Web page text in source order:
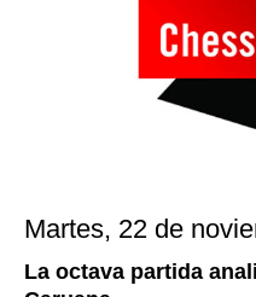
Martes, 22 de
La octava partida